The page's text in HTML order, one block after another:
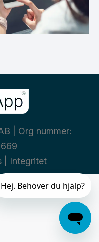
| Org nummer:
| Integritet